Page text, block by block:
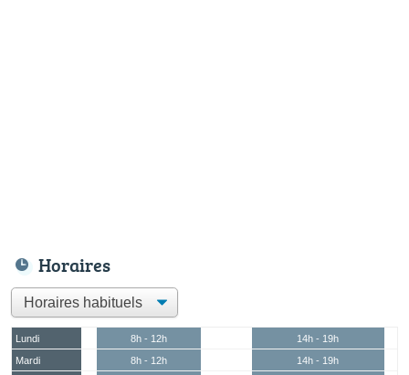
Horaires
Lundi 8h - 12h
14h - 19h
Mardi
8h - 12h
14h - 19h